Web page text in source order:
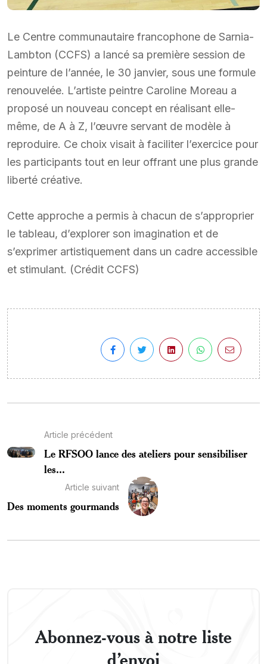
Le Centre communautaire francophone de Sarnia-
Lambton (CCFS) a lancé sa première session de
peinture de l’année, le 30 janvier, sous une formule
renouvelée. L’artiste peintre Caroline Moreau a
proposé un nouveau concept en réalisant elle-
même, de A à Z, l’œuvre servant de modèle à
reproduire. Ce choix visait à faciliter l’exercice pour
les participants tout en leur offrant une plus grande
liberté créative.
Cette approche a permis à chacun de s’approprier
le tableau, d’explorer son imagination et de
s’exprimer artistiquement dans un cadre accessible
et stimulant. (Crédit CCFS)
Article précédent
Le RFSOO lance des ateliers pour sensibiliser
les...
Article suivant
Des moments gourmands
Abonnez-vous à notre liste
d’envoi